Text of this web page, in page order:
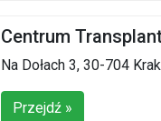
Centrum
Na Dołach 3, 30-704
Przejdź »